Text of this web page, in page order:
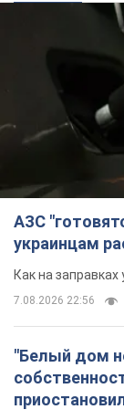
АЗС
украинцам
Как на
7.08.2026 22:56
"Белый дом